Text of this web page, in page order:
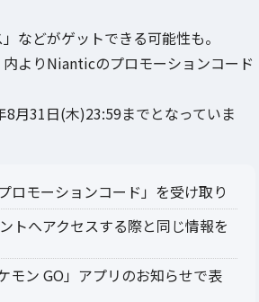
などがゲットできる可能性も。
よりNianticのプロモーションコード
月31日(木)23:59までとなっていま
ロモーションコード」を受け取り
トへアクセスする際と同じ情報を
モン GO」アプリのお知らせで表